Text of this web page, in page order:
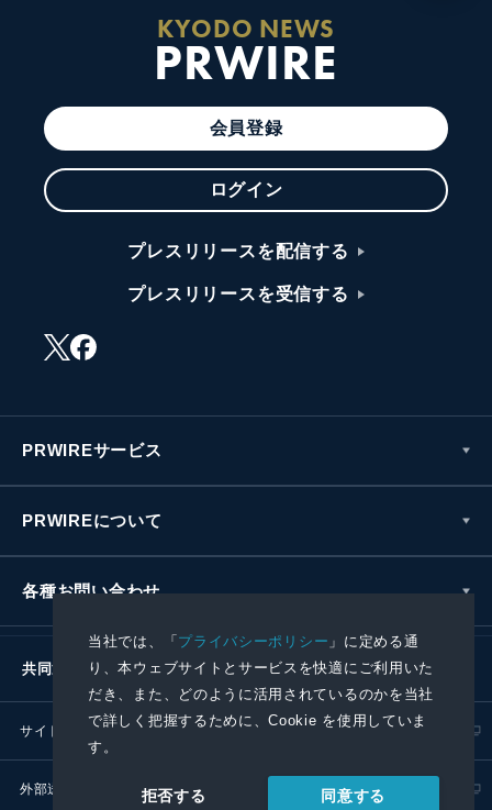
当社では、「プライバシーポリシー 」に定める通
り、本ウェブサイトとサービスを快適にご利用いた
だき、また、どのように活用されているのかを当社
で詳しく把握するために、Cookie を使用していま
す。
拒否する 同意する
KYODO NEWS
PRWIRE
会員登録
ログイン
プレスリリースを配信する
プレスリリースを受信する
PRWIREサービス
PRWIREについて
各種お問い合わせ
共同通信社グループ
サイトポリシー プライバシーポリシー
外部送信ポリシー プレスリリース取扱基準